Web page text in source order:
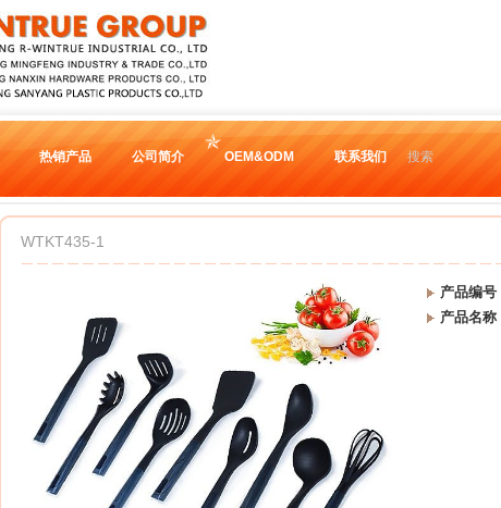
热销产品 公司简介 OEM&ODM 联系我们 搜索
WTKT435-1
产品编号
产品名称